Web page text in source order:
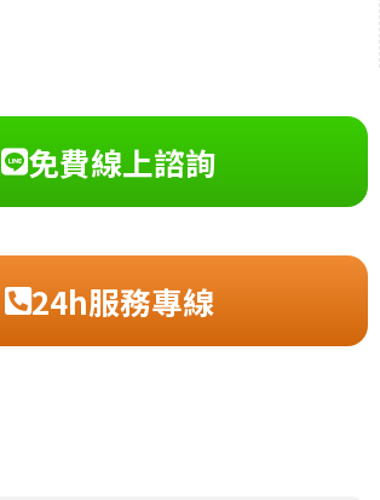
免費線上諮詢
24h服務專線